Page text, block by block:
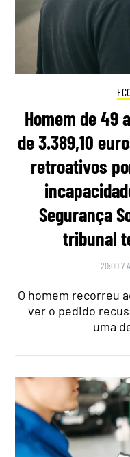
Homem de 49
de 3.389,10
retroativos
Segurança
tribunal
20:00 7
O homem recorreu
ver o pedido
uma